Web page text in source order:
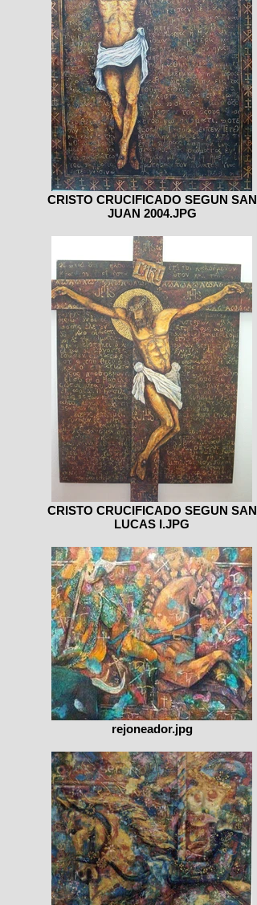
CRISTO CRUCIFICADO SEGUN SAN
JUAN 2004.JPG
CRISTO CRUCIFICADO SEGUN SAN
LUCAS I.JPG
rejoneador.jpg